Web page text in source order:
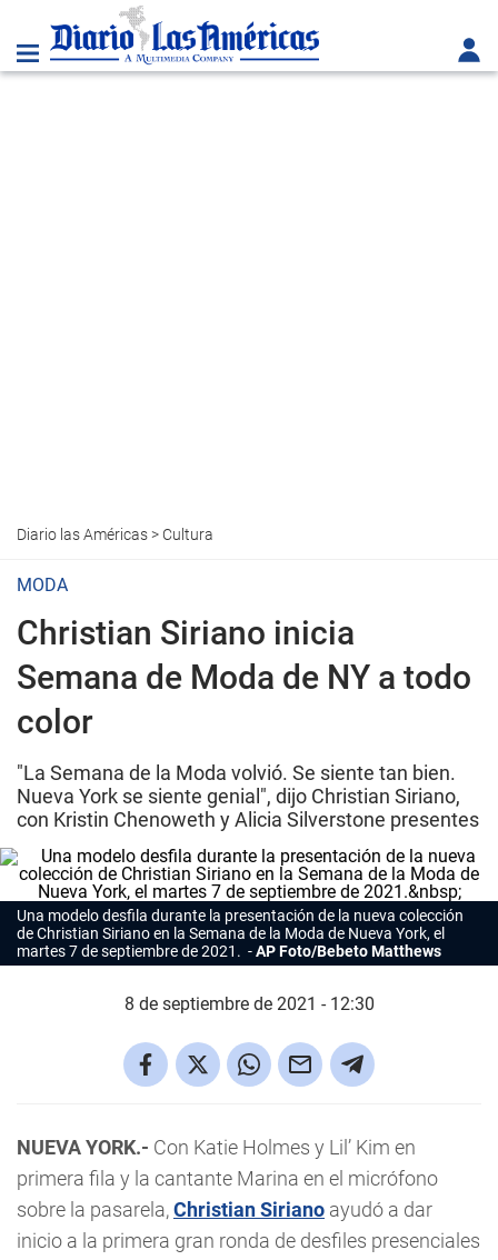
Diario las Américas> Cultura
MODA
Christian Siriano inicia
Semana de Moda de NY a todo
color
"La Semana de la Moda volvió. Se siente tan bien.
Nueva York se siente genial", dijo Christian Siriano,
con Kristin Chenoweth y Alicia Silverstone presentes
Una modelo desfila durante la presentación de la nueva colección
de Christian Siriano en la Semana de la Moda de Nueva York, el
martes 7 de septiembre de 2021.
AP Foto/Bebeto Matthews
8 de septiembre de 2021 - 12:30
NUEVA YORK.- Con Katie Holmes y Lil’ Kim en
primera fila y la cantante Marina en el micrófono
sobre la pasarela,Christian Siriano ayudó a dar
inicio a la primera gran ronda de desfiles presenciales